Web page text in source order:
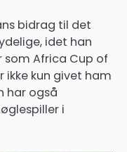
bidrag til det
idet han
Africa Cup of
kun givet ham
har også
i